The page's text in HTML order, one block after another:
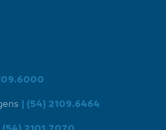
| (54) 2109.6464
(54) 2101.7070